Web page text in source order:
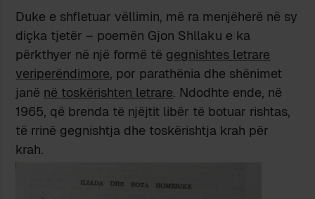
Duke e shfletuar vëllimin, më ra menjëherë në sy
diçka tjetër – poemën Gjon Shllaku e ka
përkthyer në një formë të gegnishtes letrare
veriperëndimore, por parathënia dhe shënimet
janë në toskërishten letrare. Ndodhte ende, në
1965, që brenda të njëjtit libër të botuar rishtas,
të rrinë gegnishtja dhe toskërishtja krah për
krah.